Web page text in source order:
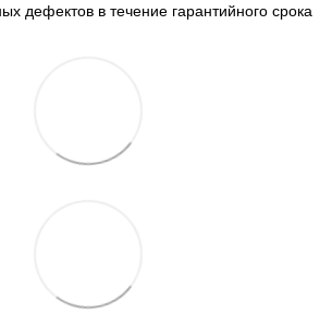
дефектов в течение гарантийного срока